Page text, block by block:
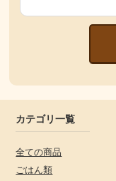
カテゴリ一覧
全ての商品
ごはん類